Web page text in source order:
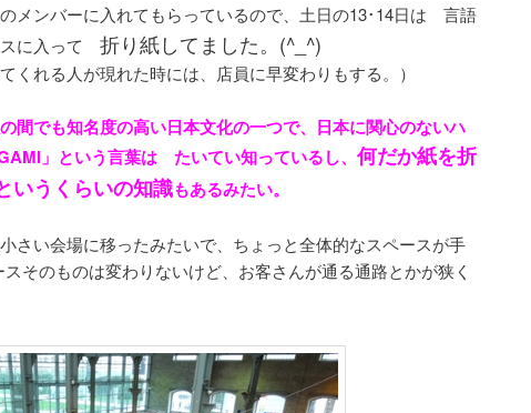
メンバーに入れてもらっているので、土日の13･14日は 言語
に入って 折り紙してました。(^_^)
くれる人が現れた時には、店員に早変わりもする。）
間でも知名度の高い日本文化の一つで、日本に関心のないハ
」という言葉は たいてい知っているし、 何だか紙を折
いうくらいの知識もあるみたい。
さい会場に移ったみたいで、ちょっと全体的なスペースが手
そのものは変わりないけど、お客さんが通る通路とかが狭く